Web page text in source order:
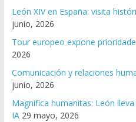
León XIV en España: visita
junio, 2026
Tour europeo expone
2026
Comunicación y relaciones
junio, 2026
Magnifica humanitas: León
IA 29 mayo, 2026